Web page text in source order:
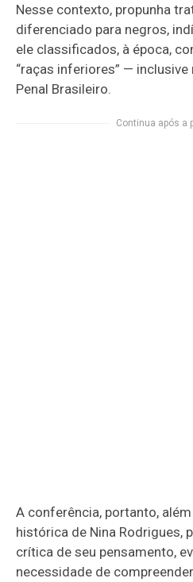
Nesse contexto, propunha
diferenciado para negros,
ele classificados, à época,
“raças inferiores” —
Penal Brasileiro.
Continua após a
A conferência, portanto,
histórica de Nina Rodrigues,
crítica de seu pensamento,
necessidade de